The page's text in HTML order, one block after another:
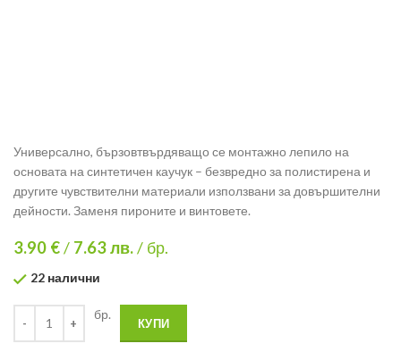
Универсално, бързовтвърдяващо се монтажно лепило на
основата на синтетичен каучук – безвредно за полистирена и
другите чувствителни материали използвани за довършителни
дейности. Заменя пироните и винтовете.
3.90 €/ 7.63лв./ бр.
22 налични
бр.
КУПИ